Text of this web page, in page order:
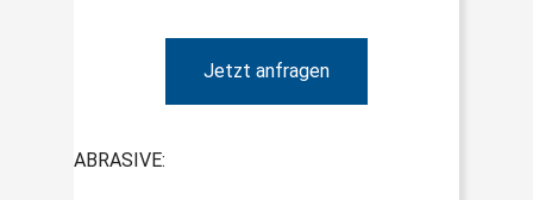
Jetzt anfragen
ABRASIVE: